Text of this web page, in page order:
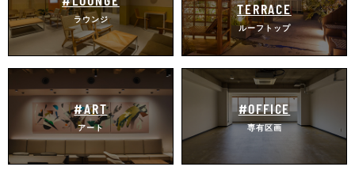
ラウンジ
TERRACE
ルーフトップ
#ART
アート
#OFFICE
専有区画